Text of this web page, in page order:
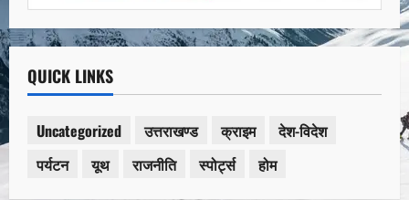
QUICK LINKS
Uncategorized उत्तराखण्ड क्राइम
देश-विदेश
पर्यटन
यूथ राजनीति स्पोर्ट्स होम